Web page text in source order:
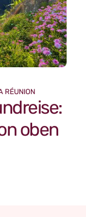
RÉUNION
oben